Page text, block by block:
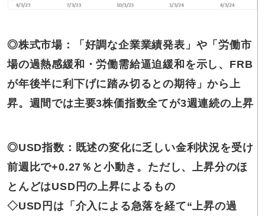
◎株式市場：「好調な企業業績発表」や「労働市
場の過熱感緩和・労働需給逼迫緩和を示し、FRB
が年後半に利下げに踏み切るとの期待」から上
昇。週間では主要3株価指数全てが3週連続の上昇
◎USD指数：既述の変化に乏しい金利状況を受け
前週比で+0.27％と小動き。ただし、上昇分のほ
とんどはUSD円の上昇によるもの
◇USD円は「介入による急落を経て“上昇の過